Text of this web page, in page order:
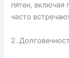
пятен,
часто
2.